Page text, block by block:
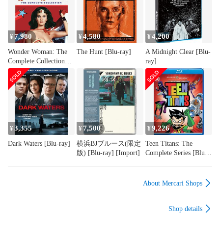
¥ 7,980
Wonder Woman: The
Complete Collection
[Blu-ray]
¥4,580
The Hunt [Blu-ray]
¥4,200
A Midnight Clear [Blu-
ray]
¥3,355
Dark Waters [Blu-ray]
¥ 7,500
横浜BJブルース(限定
版) [Blu-ray] [Import]
¥9,226
Teen Titans: The
Complete Series [Blu-
About Mercari Shops
Shop details